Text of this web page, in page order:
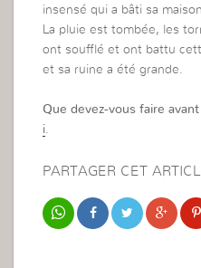
insensé qui a bâti sa
La pluie est tombée, les
ont soufflé et ont battu
et sa ruine a été grande.
Que devez-vous faire avant
i.
PARTAGER CET